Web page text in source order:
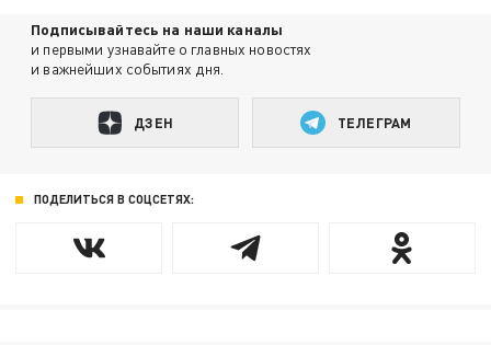
Подписывайтесь на наши каналы
и первыми узнавайте о главных новостях
и важнейших событиях дня.
ДЗЕН ТЕЛЕГРАМ
ПОДЕЛИТЬСЯ В СОЦСЕТЯХ: